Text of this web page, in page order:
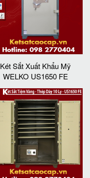
Két Sắt Xuất Khẩu Mỹ
WELKO US1650 FE